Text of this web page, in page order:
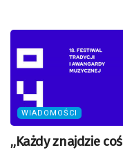
WIADOMOŚCI
„Każdy znajdzie coś